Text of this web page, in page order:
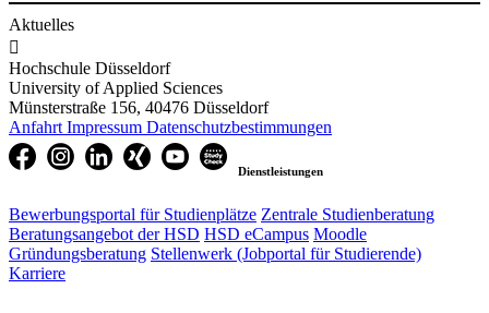
Aktuelles

Hochschule Düsseldorf
University of Applied Sciences
Münsterstraße 156, 40476 Düsseldorf
Anfahrt Impressum Datenschutzbestimmungen
Dienstleistungen
Bewerbungsportal für Studienplätze Zentrale Studienberatung
Beratungsangebot der HSD HSD eCampus Moodle
Gründungsberatung Stellenwerk (Jobportal für Studierende)
Karriere